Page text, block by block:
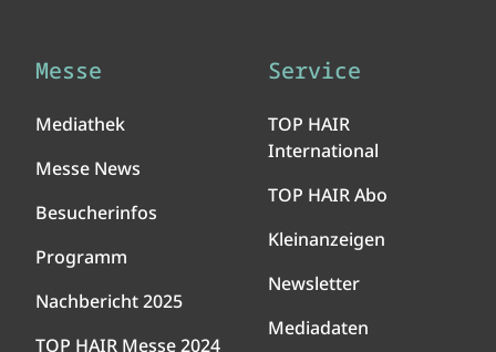
Messe
Mediathek
Messe News
Besucherinfos
Programm
Nachbericht 2025
TOP HAIR Messe 2024
Service
TOP HAIR
International
TOP HAIR Abo
Kleinanzeigen
Newsletter
Mediadaten